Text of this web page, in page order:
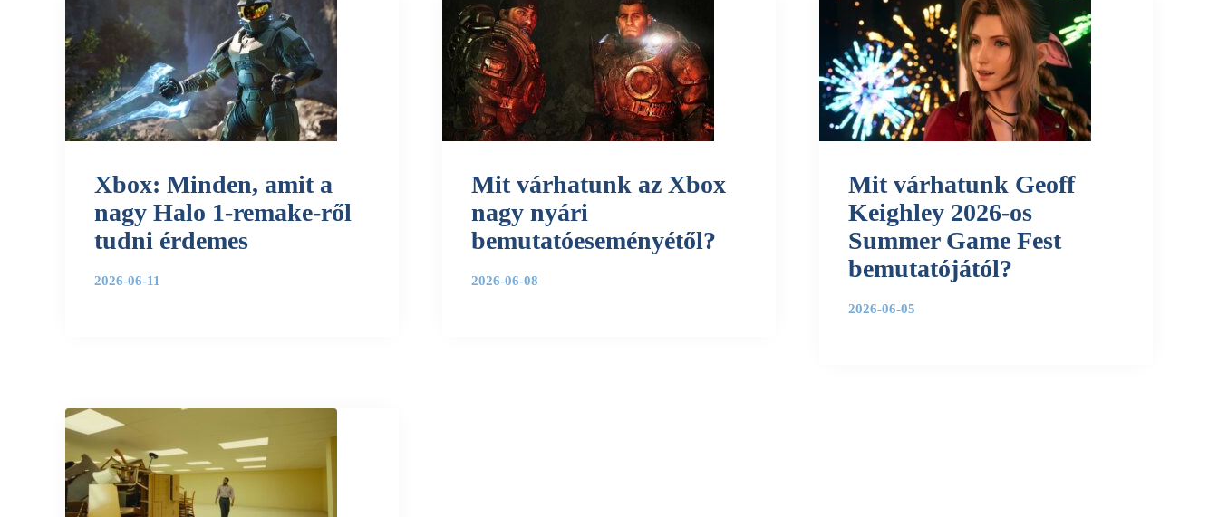
Xbox: Minden, amit a
nagy Halo 1-remake-ről
tudni érdemes
2026-06-11
Mit várhatunk az Xbox
nagy nyári
bemutatóeseményétől?
2026-06-08
Mit várhatunk Geoff
Keighley 2026-os
Summer Game Fest
bemutatójától?
2026-06-05